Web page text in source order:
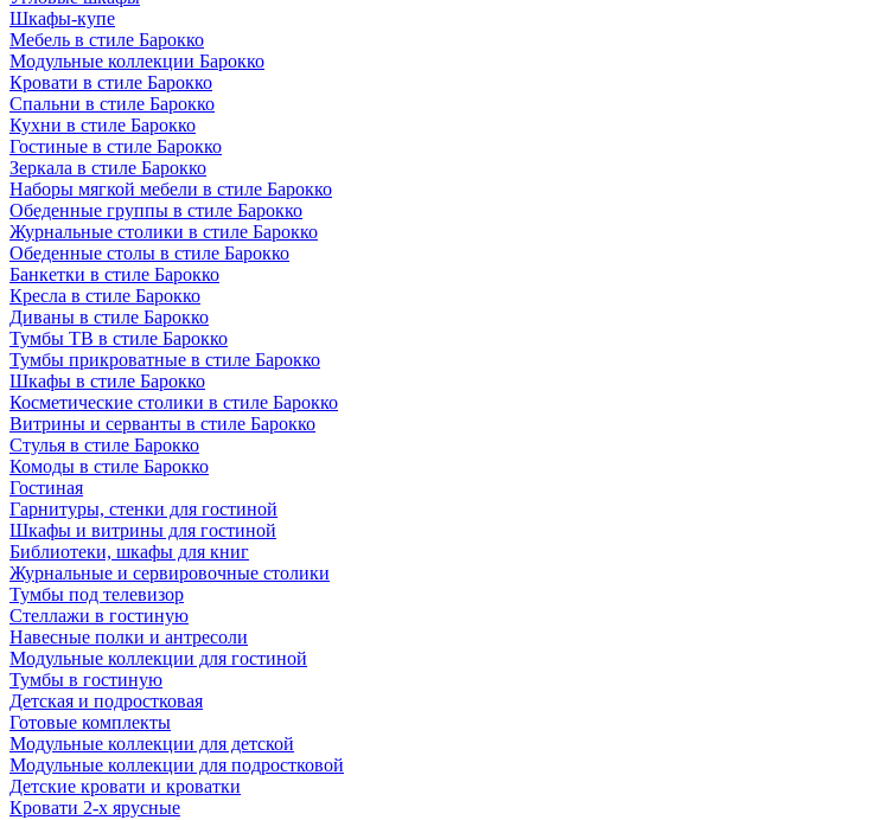
Шкафы-купе
Мебель в стиле Барокко
Модульные коллекции Барокко
Кровати в стиле Барокко
Спальни в стиле Барокко
Кухни в стиле Барокко
Гостиные в стиле Барокко
Зеркала в стиле Барокко
Наборы мягкой мебели в стиле Барокко
Обеденные группы в стиле Барокко
Журнальные столики в стиле Барокко
Обеденные столы в стиле Барокко
Банкетки в стиле Барокко
Кресла в стиле Барокко
Диваны в стиле Барокко
Тумбы ТВ в стиле Барокко
Тумбы прикроватные в стиле Барокко
Шкафы в стиле Барокко
Косметические столики в стиле Барокко
Витрины и серванты в стиле Барокко
Стулья в стиле Барокко
Комоды в стиле Барокко
Гостиная
Гарнитуры, стенки для гостиной
Шкафы и витрины для гостиной
Библиотеки, шкафы для книг
Журнальные и сервировочные столики
Тумбы под телевизор
Стеллажи в гостиную
Навесные полки и антресоли
Модульные коллекции для гостиной
Тумбы в гостиную
Детская и подростковая
Готовые комплекты
Модульные коллекции для детской
Модульные коллекции для подростковой
Детские кровати и кроватки
Кровати 2-х ярусные